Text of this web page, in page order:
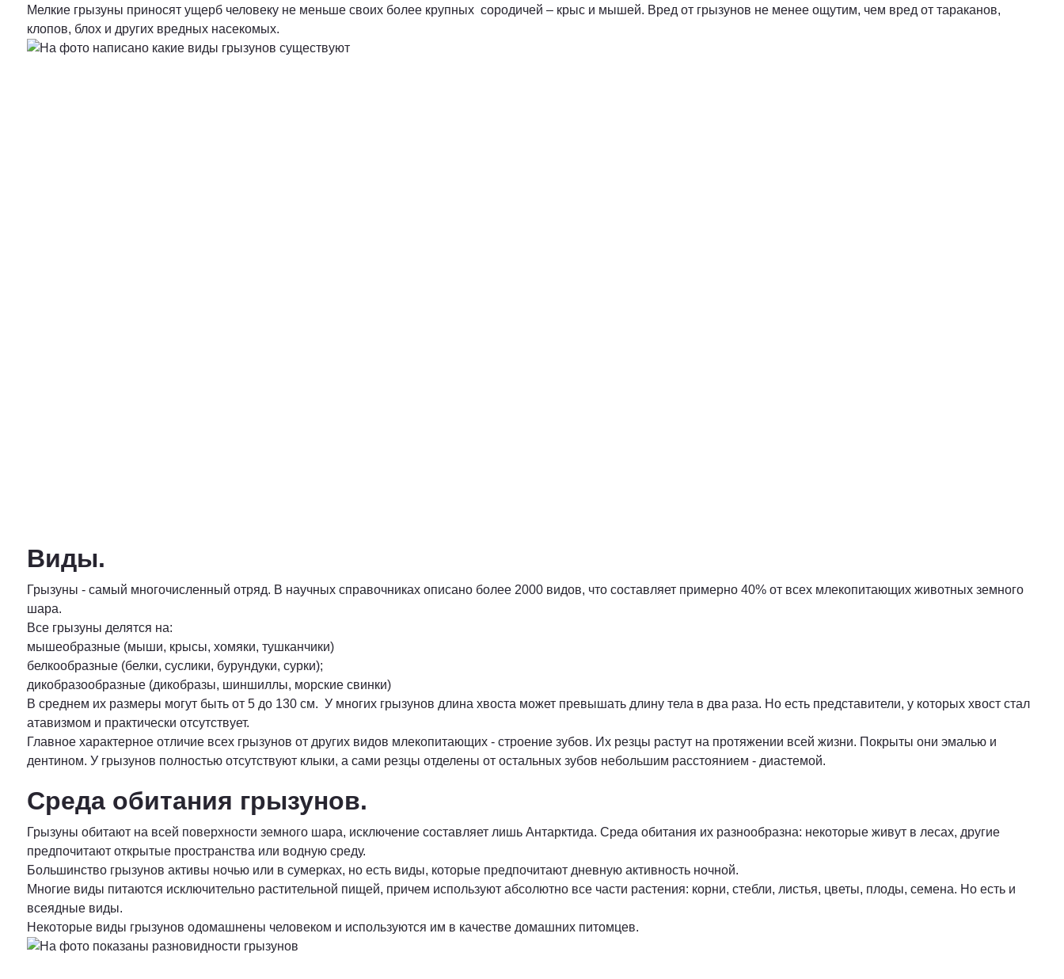
Мелкие грызуны приносят ущерб человеку не меньше своих более крупных сородичей – крыс и мышей. Вред от грызунов не менее ощутим, чем вред от тараканов,
клопов, блох и других вредных насекомых.
Виды.
Грызуны - самый многочисленный отряд. В научных справочниках описано более 2000 видов, что составляет примерно 40% от всех млекопитающих животных земного
шара.
Все грызуны делятся на:
мышеобразные (мыши, крысы, хомяки, тушканчики)
белкообразные (белки, суслики, бурундуки, сурки);
дикобразообразные (дикобразы, шиншиллы, морские свинки)
В среднем их размеры могут быть от 5 до 130 см. У многих грызунов длина хвоста может превышать длину тела в два раза. Но есть представители, у которых хвост стал
атавизмом и практически отсутствует.
Главное характерное отличие всех грызунов от других видов млекопитающих - строение зубов. Их резцы растут на протяжении всей жизни. Покрыты они эмалью и
дентином. У грызунов полностью отсутствуют клыки, а сами резцы отделены от остальных зубов небольшим расстоянием - диастемой.
Среда обитания грызунов.
Грызуны обитают на всей поверхности земного шара, исключение составляет лишь Антарктида. Среда обитания их разнообразна: некоторые живут в лесах, другие
предпочитают открытые пространства или водную среду.
Большинство грызунов активы ночью или в сумерках, но есть виды, которые предпочитают дневную активность ночной.
Многие виды питаются исключительно растительной пищей, причем используют абсолютно все части растения: корни, стебли, листья, цветы, плоды, семена. Но есть и
всеядные виды.
Некоторые виды грызунов одомашнены человеком и используются им в качестве домашних питомцев.